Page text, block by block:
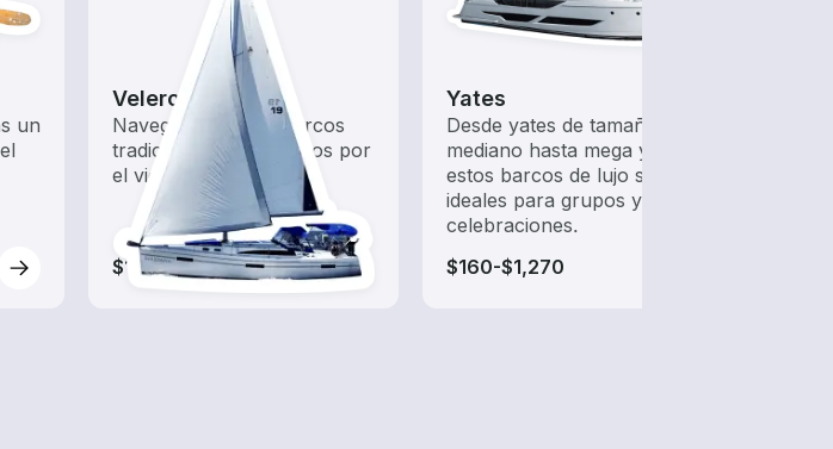
un
Veleros
Navega con estos barcos
tradicionales impulsados por
el viento.
$150-$1,250
Yates
Desde yates de tamaño
mediano hasta mega yates,
estos barcos de lujo son
ideales para grupos y
celebraciones.
$160-$1,270